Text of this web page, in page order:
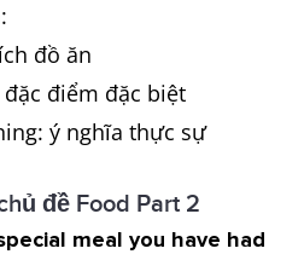
đồ ăn
điểm đặc biệt
ý nghĩa thực sự
đề Food Part 2
meal you have had